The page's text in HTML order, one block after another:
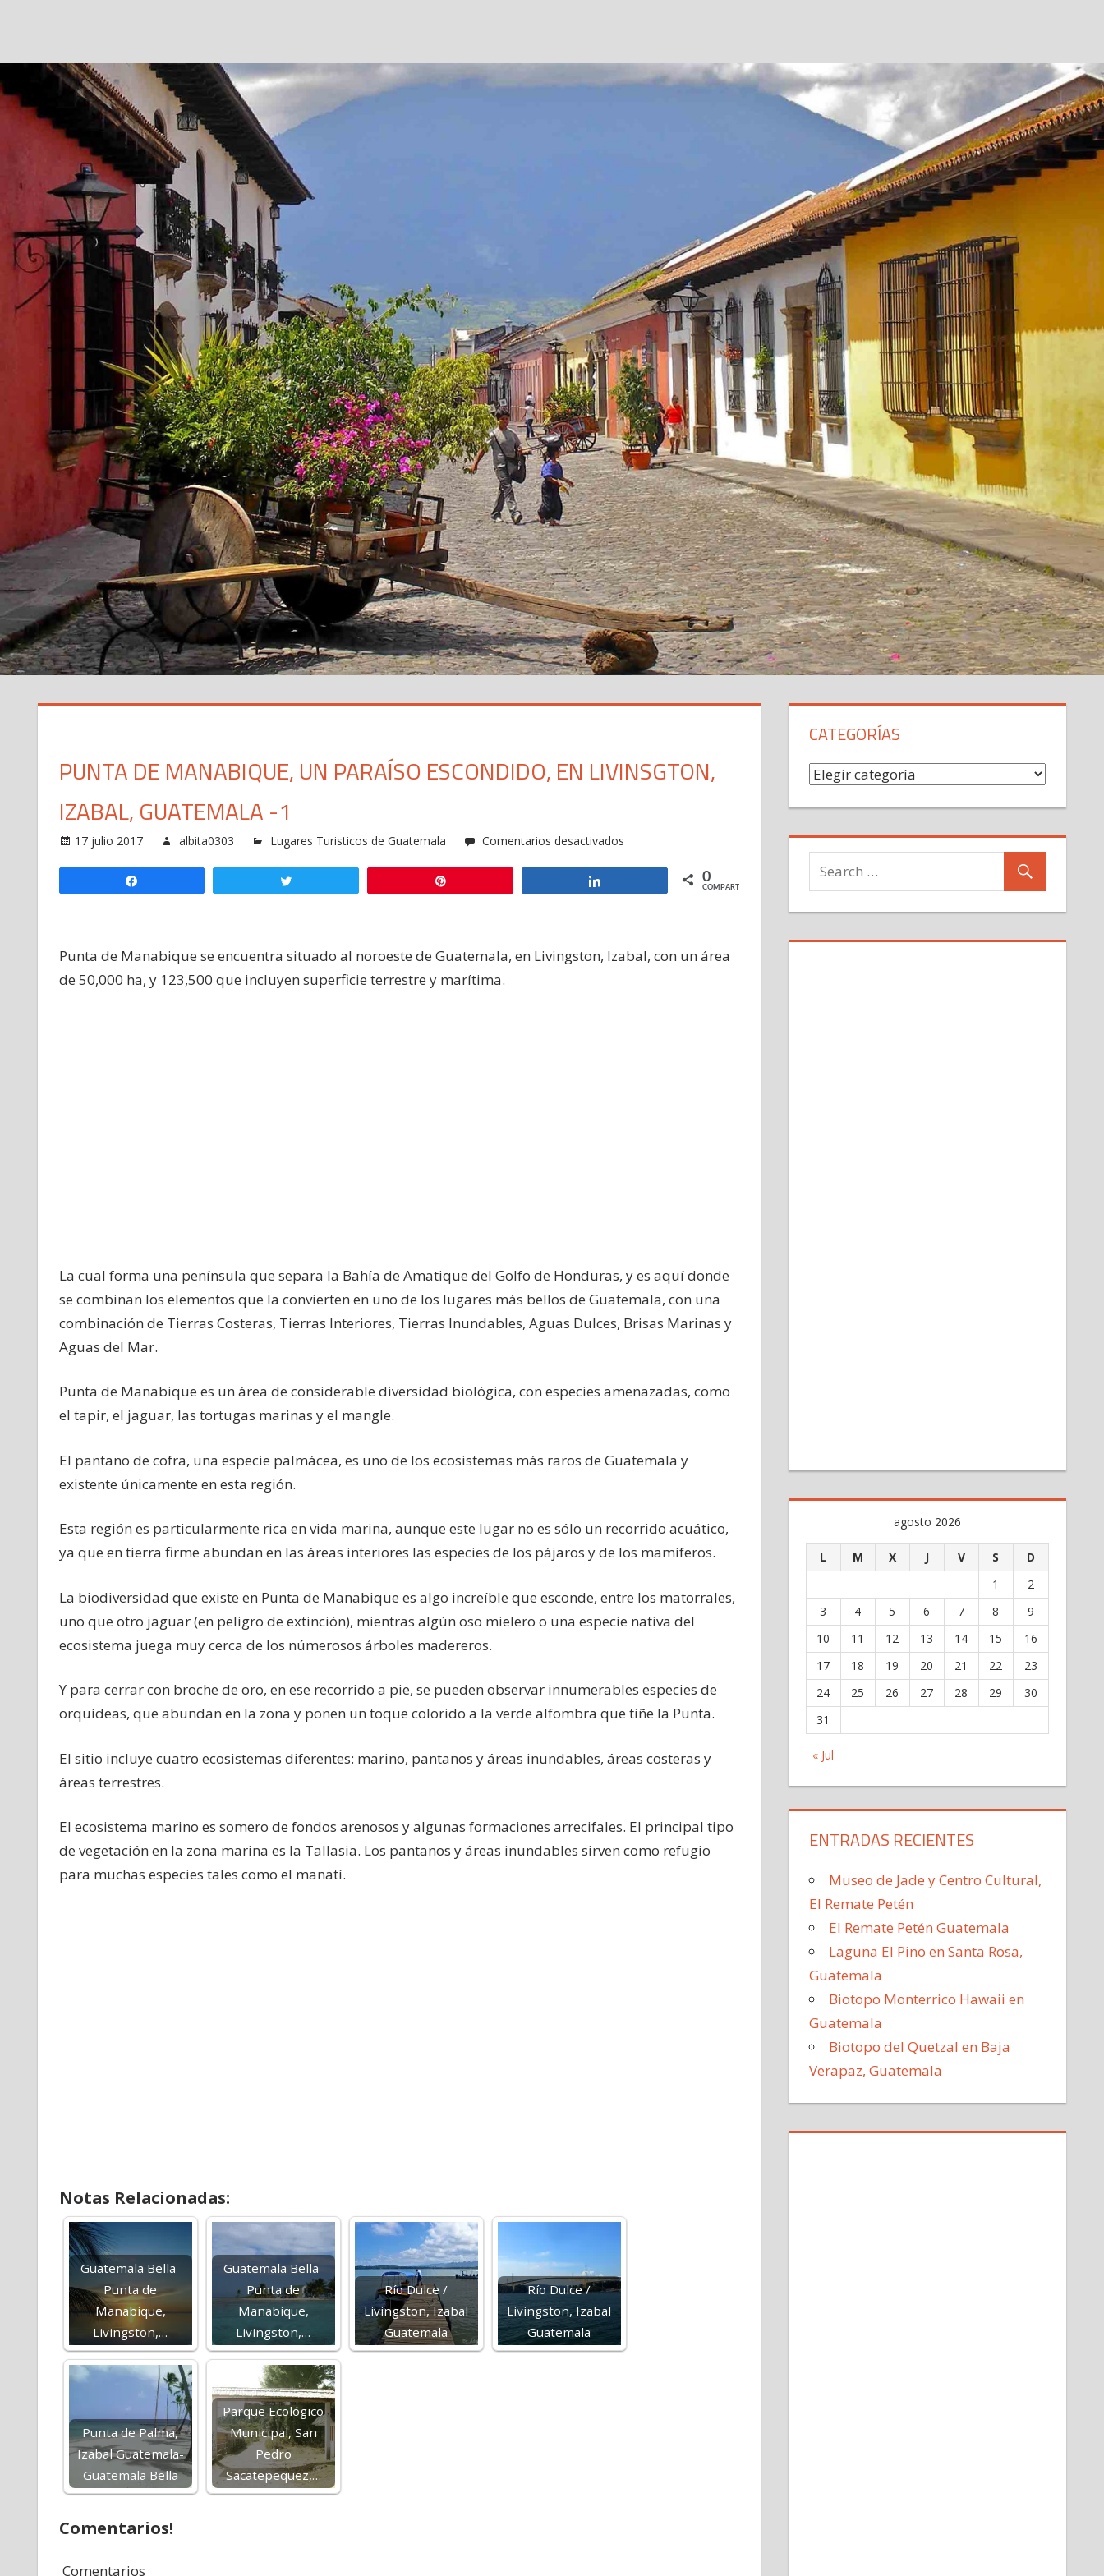
PUNTA DE MANABIQUE, UN PARAÍSO ESCONDIDO, EN LIVINSGTON,
IZABAL, GUATEMALA -1
17 julio 2017 albita0303 Lugares Turisticos de Guatemala Comentarios desactivados
Manabique,
Escondido,
0
COMPARTIR
Punta de Manabique se encuentra situado al noroeste de Guatemala, en Livingston, Izabal, con un área
de 50,000 ha, y 123,500 que incluyen superficie terrestre y marítima.
La cual forma una península que separa la Bahía de Amatique del Golfo de Honduras, y es aquí donde
se combinan los elementos que la convierten en uno de los lugares más bellos de Guatemala, con una
combinación de Tierras Costeras, Tierras Interiores, Tierras Inundables, Aguas Dulces, Brisas Marinas y
Aguas del Mar.
Punta de Manabique es un área de considerable diversidad biológica, con especies amenazadas, como
el tapir, el jaguar, las tortugas marinas y el mangle.
El pantano de cofra, una especie palmácea, es uno de los ecosistemas más raros de Guatemala y
existente únicamente en esta región.
Esta región es particularmente rica en vida marina, aunque este lugar no es sólo un recorrido acuático,
ya que en tierra firme abundan en las áreas interiores las especies de los pájaros y de los mamíferos.
La biodiversidad que existe en Punta de Manabique es algo increíble que esconde, entre los matorrales,
uno que otro jaguar (en peligro de extinción), mientras algún oso mielero o una especie nativa del
ecosistema juega muy cerca de los númerosos árboles madereros.
Y para cerrar con broche de oro, en ese recorrido a pie, se pueden observar innumerables especies de
orquídeas, que abundan en la zona y ponen un toque colorido a la verde alfombra que tiñe la Punta.
El sitio incluye cuatro ecosistemas diferentes: marino, pantanos y áreas inundables, áreas costeras y
áreas terrestres.
El ecosistema marino es somero de fondos arenosos y algunas formaciones arrecifales. El principal tipo
de vegetación en la zona marina es la Tallasia. Los pantanos y áreas inundables sirven como refugio
para muchas especies tales como el manatí.
Notas Relacionadas:
Guatemala Bella-
Punta de
Manabique,
Livingston,…
Guatemala Bella-
Punta de
Manabique,
Livingston,…
Río Dulce /
Livingston, Izabal
Guatemala
Río Dulce /
Livingston, Izabal
Guatemala
Punta de Palma,
Izabal Guatemala-
Guatemala Bella
Parque Ecológico
Municipal, San
Pedro
Sacatepequez,…
Comentarios!
Comentarios
CATEGORÍAS
Categorías
agosto 2026
L M X J V S D
« Jul
1
2
3
4 5 6 7 8
9
10
11 12 13 14 15
16
17
18 19 20 21 22
23
24
25 26 27 28 29
30
31
ENTRADAS RECIENTES
Museo de Jade y Centro Cultural,
El Remate Petén
El Remate Petén Guatemala
Laguna El Pino en Santa Rosa,
Guatemala
Biotopo Monterrico Hawaii en
Guatemala
Biotopo del Quetzal en Baja
Verapaz, Guatemala